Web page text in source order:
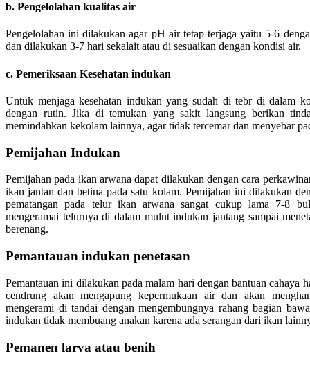
b. Pengelolahan kualitas air
Pengelolahan ini dilakukan agar pH air tetap terjaga yaitu 5-6
dan dilakukan 3-7 hari sekalait atau di sesuaikan dengan kondisi air.
c. Pemeriksaan Kesehatan indukan
Untuk menjaga kesehatan indukan yang sudah di tebr di dalam
dengan rutin. Jika di temukan yang sakit langsung berikan
memindahkan kekolam lainnya, agar tidak tercemar dan menyebar
Pemijahan Indukan
Pemijahan pada ikan arwana dapat dilakukan dengan cara
ikan jantan dan betina pada satu kolam. Pemijahan ini dilakukan
pematangan pada telur ikan arwana sangat cukup lama 7-8
mengeramai telurnya di dalam mulut indukan jantang sampai
berenang.
Pemantauan indukan penetasan
Pemantauan ini dilakukan pada malam hari dengan bantuan cahaya
cendrung akan mengapung kepermukaan air dan akan
mengerami di tandai dengan mengembungnya rahang bagian
indukan tidak membuang anakan karena ada serangan dari ikan
Pemanen larva atau benih